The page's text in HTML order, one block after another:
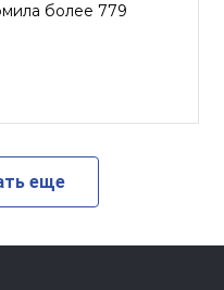
более 779
еще